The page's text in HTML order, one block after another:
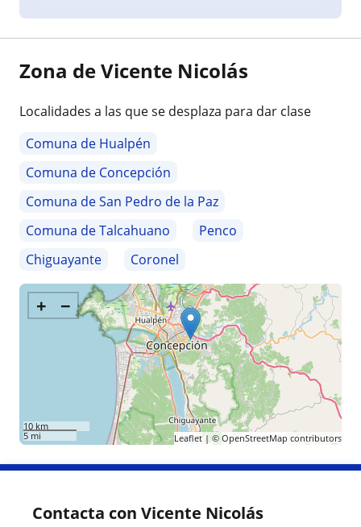
Zona de Vicente Nicolás
Localidades a las que se desplaza para dar clase
Comuna de Hualpén
Comuna de Concepción
Comuna de San Pedro de la Paz
Comuna de Talcahuano
Penco
Chiguayante
Coronel
+ −
10 km
5 mi
Leaflet| © OpenStreetMap contributors
Contacta con Vicente Nicolás